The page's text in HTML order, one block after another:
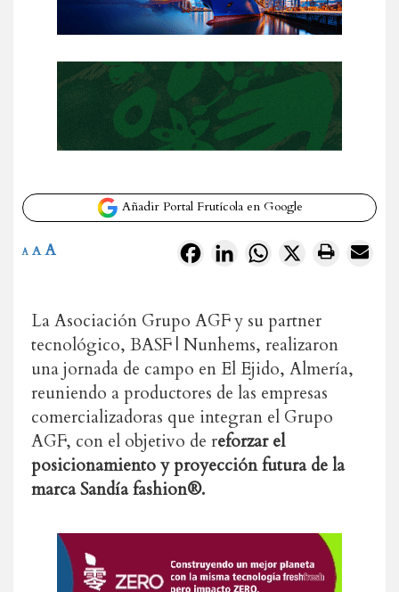
Añadir Portal Frutícola en Google
FacebookLinkedInWhatsApp
X
A A A
La Asociación Grupo AGF y su partner
tecnológico, BASF | Nunhems, realizaron
una jornada de campo en El Ejido, Almería,
reuniendo a productores de las empresas
comercializadoras que integran el Grupo
AGF, con el objetivo de reforzar el
posicionamiento y proyección futura de la
marca Sandía fashion®.